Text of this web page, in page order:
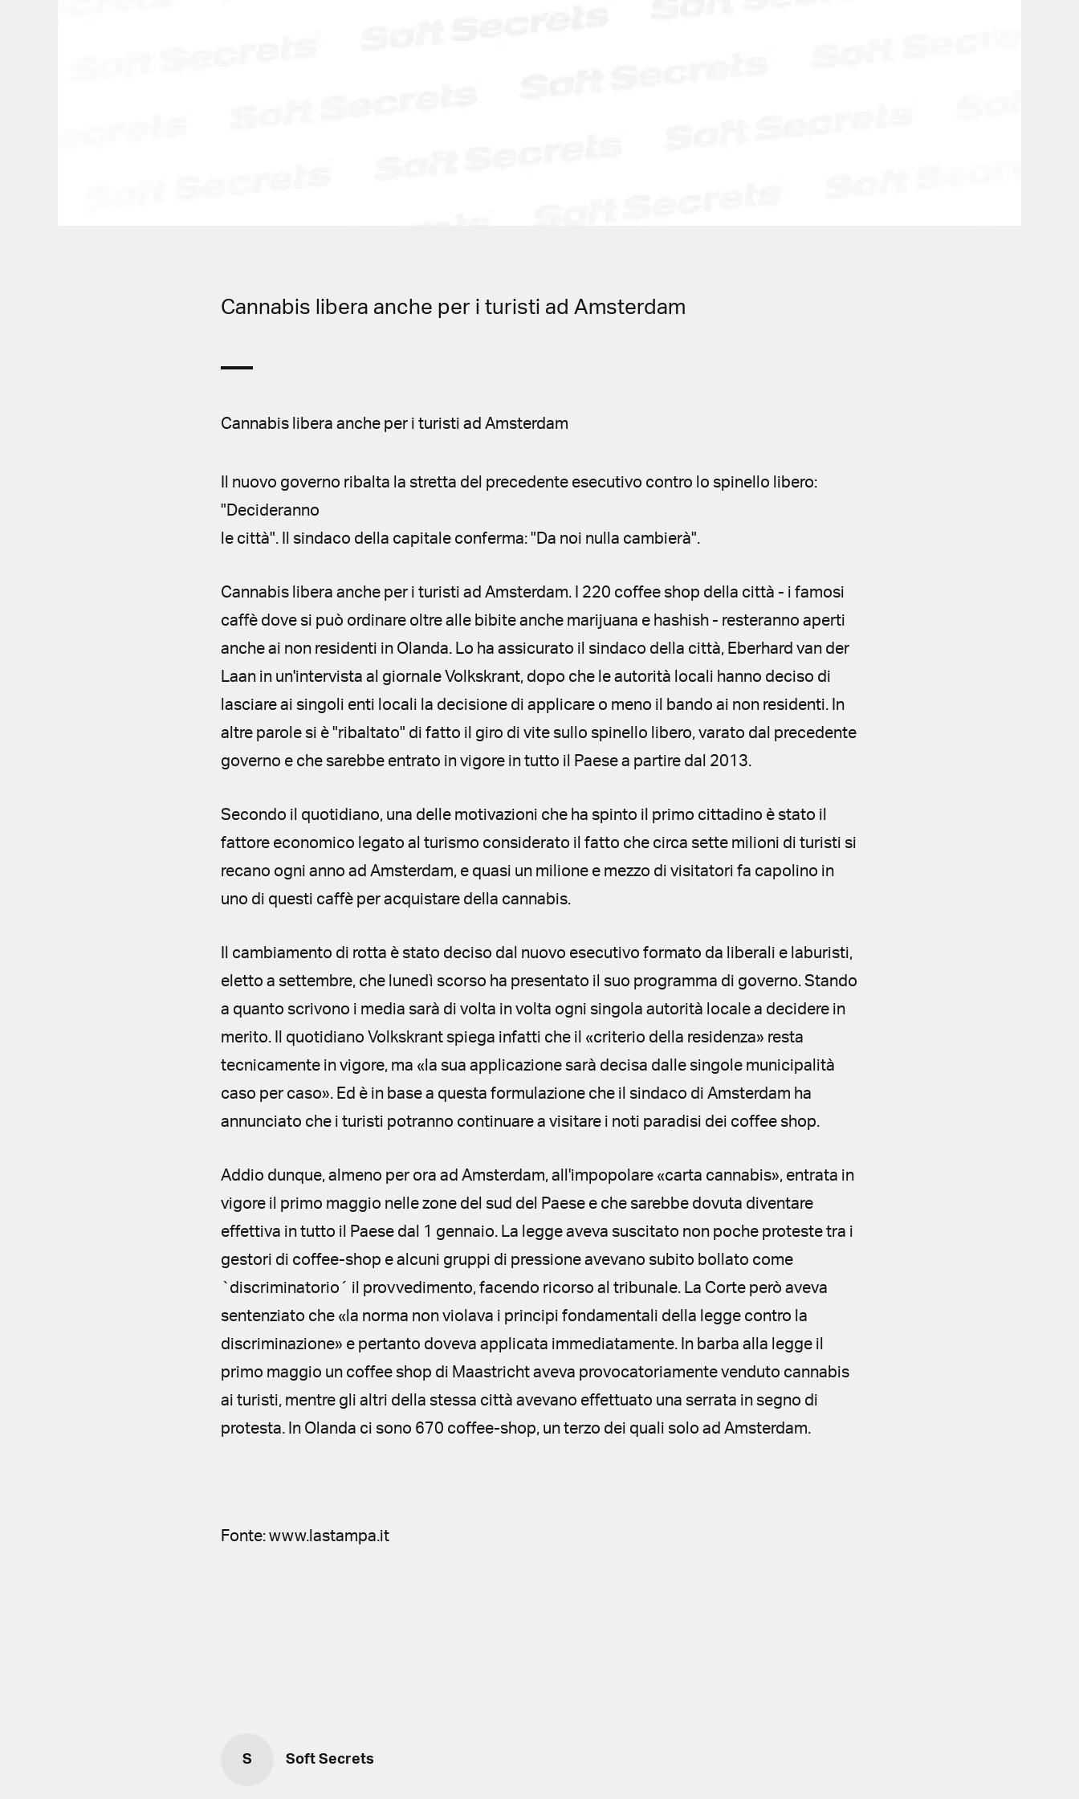
Cannabis libera anche per i turisti ad Amsterdam
Cannabis libera anche per i turisti ad Amsterdam
Il nuovo governo ribalta la stretta del precedente esecutivo contro lo spinello libero:
"Decideranno
le città". Il sindaco della capitale conferma: "Da noi nulla cambierà".
Cannabis libera anche per i turisti ad Amsterdam. I 220 coffee shop della città - i famosi
caffè dove si può ordinare oltre alle bibite anche marijuana e hashish - resteranno aperti
anche ai non residenti in Olanda. Lo ha assicurato il sindaco della città, Eberhard van der
Laan in un'intervista al giornale Volkskrant, dopo che le autorità locali hanno deciso di
lasciare ai singoli enti locali la decisione di applicare o meno il bando ai non residenti. In
altre parole si è "ribaltato" di fatto il giro di vite sullo spinello libero, varato dal precedente
governo e che sarebbe entrato in vigore in tutto il Paese a partire dal 2013.
Secondo il quotidiano, una delle motivazioni che ha spinto il primo cittadino è stato il
fattore economico legato al turismo considerato il fatto che circa sette milioni di turisti si
recano ogni anno ad Amsterdam, e quasi un milione e mezzo di visitatori fa capolino in
uno di questi caffè per acquistare della cannabis.
Il cambiamento di rotta è stato deciso dal nuovo esecutivo formato da liberali e laburisti,
eletto a settembre, che lunedì scorso ha presentato il suo programma di governo. Stando
a quanto scrivono i media sarà di volta in volta ogni singola autorità locale a decidere in
merito. Il quotidiano Volkskrant spiega infatti che il «criterio della residenza» resta
tecnicamente in vigore, ma «la sua applicazione sarà decisa dalle singole municipalità
caso per caso». Ed è in base a questa formulazione che il sindaco di Amsterdam ha
annunciato che i turisti potranno continuare a visitare i noti paradisi dei coffee shop.
Addio dunque, almeno per ora ad Amsterdam, all'impopolare «carta cannabis», entrata in
vigore il primo maggio nelle zone del sud del Paese e che sarebbe dovuta diventare
effettiva in tutto il Paese dal 1 gennaio. La legge aveva suscitato non poche proteste tra i
gestori di coffee-shop e alcuni gruppi di pressione avevano subito bollato come
`discriminatorio´ il provvedimento, facendo ricorso al tribunale. La Corte però aveva
sentenziato che «la norma non violava i principi fondamentali della legge contro la
discriminazione» e pertanto doveva applicata immediatamente. In barba alla legge il
primo maggio un coffee shop di Maastricht aveva provocatoriamente venduto cannabis
ai turisti, mentre gli altri della stessa città avevano effettuato una serrata in segno di
protesta. In Olanda ci sono 670 coffee-shop, un terzo dei quali solo ad Amsterdam.
Fonte: www.lastampa.it
S Soft Secrets